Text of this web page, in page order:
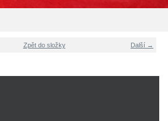
Další →
Zpět do složky